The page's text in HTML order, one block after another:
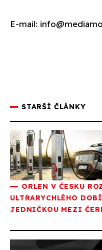
E-mail:
STARŠÍ ČLÁNKY
ORLEN V ČESKU
ULTRARYCHLÉHO
JEDNIČKOU MEZI